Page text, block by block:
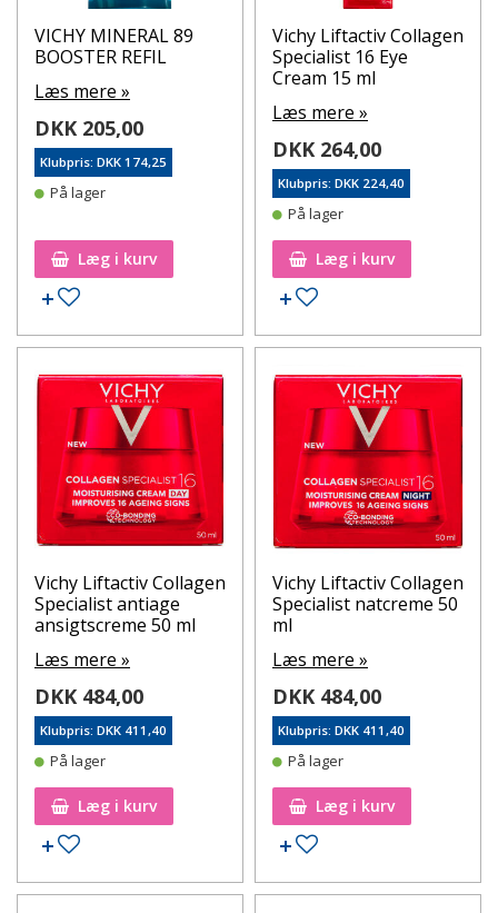
VICHY MINERAL 89
BOOSTER REFIL
Læs mere »
DKK 205,00
Klubpris: DKK 174,25
På lager
Læg i kurv
Tilføj til ønskeseddel
Vichy Liftactiv Collagen
Specialist 16 Eye
Cream 15 ml
Læs mere »
DKK 264,00
Klubpris: DKK 224,40
På lager
Læg i kurv
Tilføj til ønskeseddel
Vichy Liftactiv Collagen
Specialist antiage
ansigtscreme 50 ml
Læs mere »
DKK 484,00
Klubpris: DKK 411,40
På lager
Læg i kurv
Tilføj til ønskeseddel
Vichy Liftactiv Collagen
Specialist natcreme 50
ml
Læs mere »
DKK 484,00
Klubpris: DKK 411,40
På lager
Læg i kurv
Tilføj til ønskeseddel